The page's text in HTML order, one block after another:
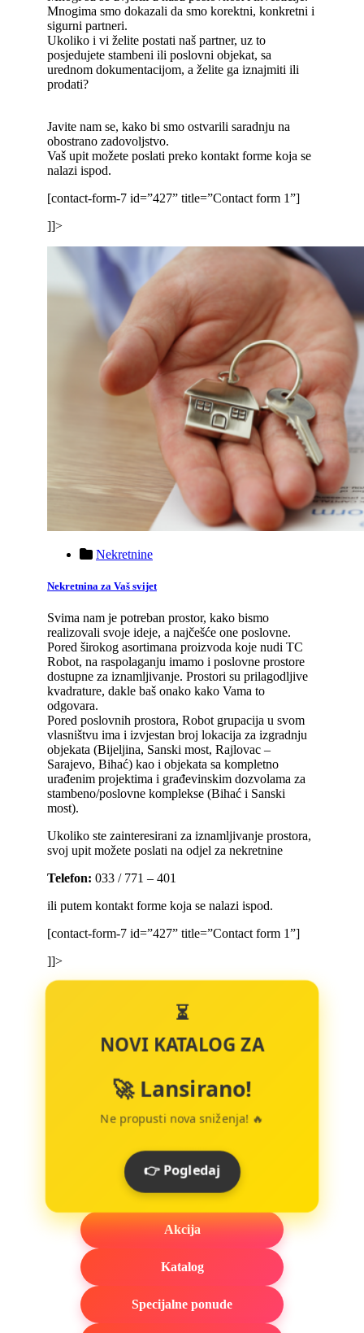
Mnogima smo dokazali da smo korektni, konkretni i
sigurni partneri.
Ukoliko i vi želite postati naš partner, uz to
posjedujete stambeni ili poslovni objekat, sa
urednom dokumentacijom, a želite ga iznajmiti ili
prodati?
Javite nam se, kako bi smo ostvarili saradnju na
obostrano zadovoljstvo.
Vaš upit možete poslati preko kontakt forme koja se
nalazi ispod.
[contact-form-7 id=”427” title=”Contact form 1”]
]]>
Nekretnine
Nekretnina za Vaš svijet
Svima nam je potreban prostor, kako bismo
realizovali svoje ideje, a najčešće one poslovne.
Pored širokog asortimana proizvoda koje nudi TC
Robot, na raspolaganju imamo i poslovne prostore
dostupne za iznamljivanje. Prostori su prilagodljive
kvadrature, dakle baš onako kako Vama to
odgovara.
Pored poslovnih prostora, Robot grupacija u svom
vlasništvu ima i izvjestan broj lokacija za izgradnju
objekata (Bijeljina, Sanski most, Rajlovac –
Sarajevo, Bihać) kao i objekata sa kompletno
urađenim projektima i građevinskim dozvolama za
stambeno/poslovne komplekse (Bihać i Sanski
most).
Ukoliko ste zainteresirani za iznamljivanje prostora,
svoj upit možete poslati na odjel za nekretnine
Telefon: 033 / 771 – 401
ili putem kontakt forme koja se nalazi ispod.
[contact-form-7 id=”427” title=”Contact form 1”]
]]>
⏳
NOVI KATALOG ZA
🚀 Lansirano!
Ne propusti nova sniženja! 🔥
👉 Pogledaj
Akcija
Katalog
Specijalne ponude